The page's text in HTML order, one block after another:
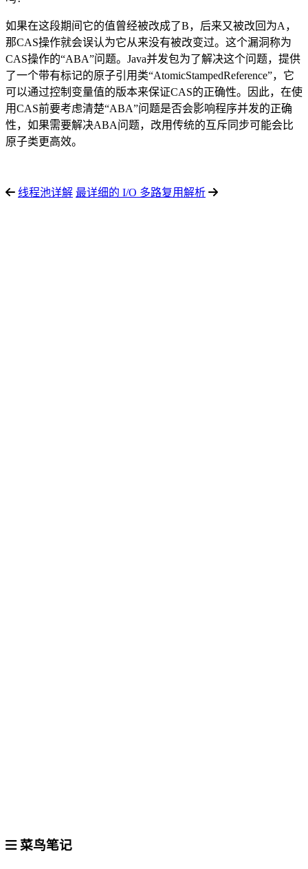
如果在这段期间它的值曾经被改成了B，后来又被改回为A，
那CAS操作就会误认为它从来没有被改变过。这个漏洞称为
CAS操作的“ABA”问题。Java并发包为了解决这个问题，提供
了一个带有标记的原子引用类“AtomicStampedReference”，它
可以通过控制变量值的版本来保证CAS的正确性。因此，在使
用CAS前要考虑清楚“ABA”问题是否会影响程序并发的正确
性，如果需要解决ABA问题，改用传统的互斥同步可能会比
原子类更高效。
线程池详解 最详细的 I/O 多路复用解析
菜鸟笔记